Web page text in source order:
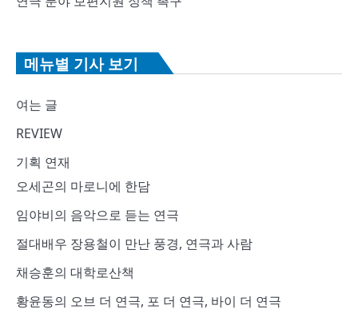
메뉴별 기사 보기
여는 글
REVIEW
기획 연재
오세곤의 마로니에 한담
임야비의 음악으로 듣는 연극
절대배우 장용철이 만난 풍경, 연극과 사람
채승훈의 대학로산책
황윤동의 오브 더 연극, 포 더 연극, 바이 더 연극